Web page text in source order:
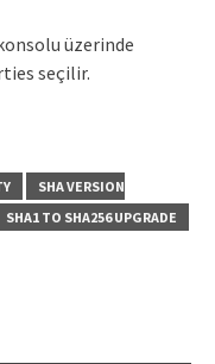
üzerinde
seçilir.
SHA VERSION
SHA1 TO SHA256 UPGRADE